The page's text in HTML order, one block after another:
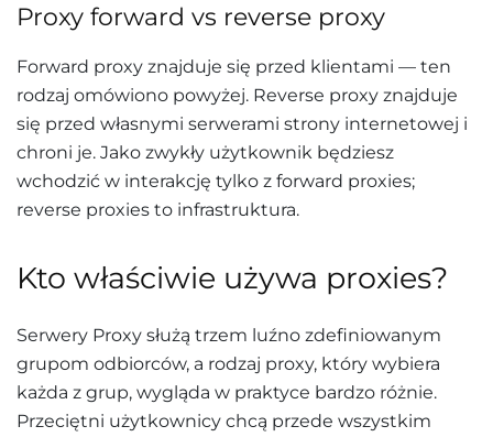
Proxy forward vs reverse proxy
Forward proxy znajduje się przed klientami — ten
rodzaj omówiono powyżej. Reverse proxy znajduje
się przed własnymi serwerami strony internetowej i
chroni je. Jako zwykły użytkownik będziesz
wchodzić w interakcję tylko z forward proxies;
reverse proxies to infrastruktura.
Kto właściwie używa proxies?
Serwery Proxy służą trzem luźno zdefiniowanym
grupom odbiorców, a rodzaj proxy, który wybiera
każda z grup, wygląda w praktyce bardzo różnie.
Przeciętni użytkownicy chcą przede wszystkim